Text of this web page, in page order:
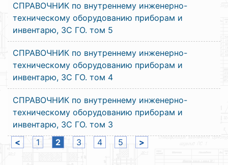
СПРАВОЧНИК по внутреннему инженерно-
техническому оборудованию приборам и
инвентарю, ЗС ГО. том 5
СПРАВОЧНИК по внутреннему инженерно-
техническому оборудованию приборам и
инвентарю, ЗС ГО. том 4
СПРАВОЧНИК по внутреннему инженерно-
техническому оборудованию приборам и
инвентарю, ЗС ГО. том 3
<
1 2 3 4 5 >